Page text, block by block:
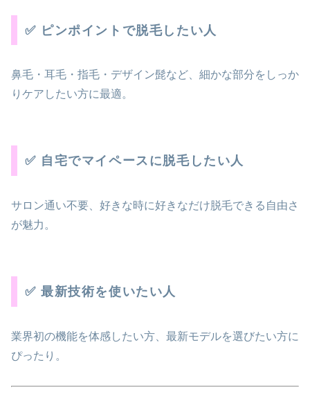
✅ ピンポイントで脱毛したい人
鼻毛・耳毛・指毛・デザイン髭など、細かな部分をしっか
りケアしたい方に最適。
✅ 自宅でマイペースに脱毛したい人
サロン通い不要、好きな時に好きなだけ脱毛できる自由さ
が魅力。
✅ 最新技術を使いたい人
業界初の機能を体感したい方、最新モデルを選びたい方に
ぴったり。